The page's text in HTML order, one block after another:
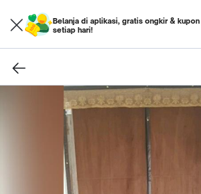
Belanja di aplikasi, gratis ongkir &
setiap hari!